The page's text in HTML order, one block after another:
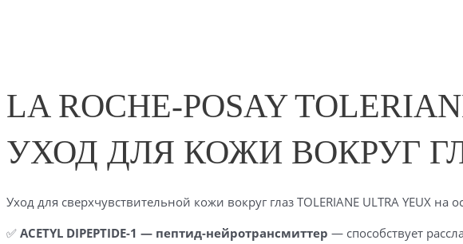
LA ROCHE-POSAY
УХОД ДЛЯ КОЖИ ВОКРУГ
Уход для сверхчувствительной кожи вокруг глаз TOLERIANE ULTRA YEUX
✅ ACETYL DIPEPTIDE-1 — пептид-нейротрансмиттер — способствует